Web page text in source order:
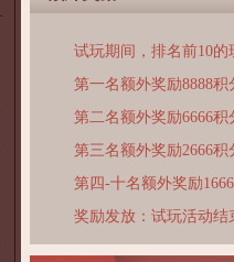
试玩期间，排名前10
第一名额外奖励8888积
第二名额外奖励6666积
第三名额外奖励2666积
第四-十名额外奖励
奖励发放：试玩活动